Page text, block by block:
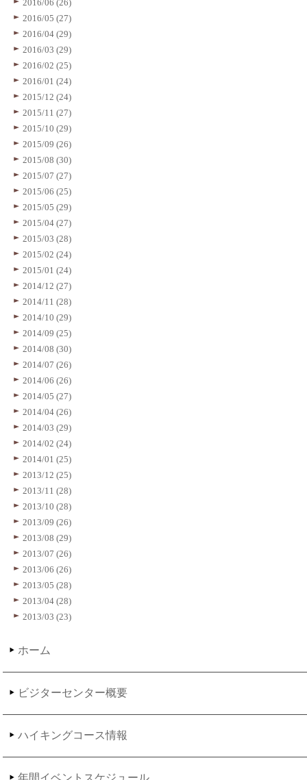
2016/06 (26)
2016/05 (27)
2016/04 (29)
2016/03 (29)
2016/02 (25)
2016/01 (24)
2015/12 (24)
2015/11 (27)
2015/10 (29)
2015/09 (26)
2015/08 (30)
2015/07 (27)
2015/06 (25)
2015/05 (29)
2015/04 (27)
2015/03 (28)
2015/02 (24)
2015/01 (24)
2014/12 (27)
2014/11 (28)
2014/10 (29)
2014/09 (25)
2014/08 (30)
2014/07 (26)
2014/06 (26)
2014/05 (27)
2014/04 (26)
2014/03 (29)
2014/02 (24)
2014/01 (25)
2013/12 (25)
2013/11 (28)
2013/10 (28)
2013/09 (26)
2013/08 (29)
2013/07 (26)
2013/06 (26)
2013/05 (28)
2013/04 (28)
2013/03 (23)
ホーム
ビジターセンター概要
ハイキングコース情報
年間イベントスケジュール